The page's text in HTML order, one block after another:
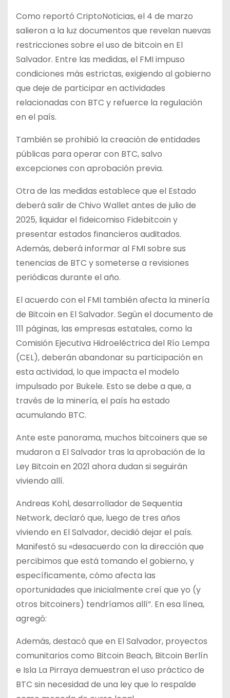
Como reportó CriptoNoticias, el 4 de marzo
salieron a la luz documentos que revelan nuevas
restricciones sobre el uso de bitcoin en El
Salvador. Entre las medidas, el FMI impuso
condiciones más estrictas, exigiendo al gobierno
que deje de participar en actividades
relacionadas con BTC y refuerce la regulación
en el país.
También se prohibió la creación de entidades
públicas para operar con BTC, salvo
excepciones con aprobación previa.
Otra de las medidas establece que el Estado
deberá salir de Chivo Wallet antes de julio de
2025, liquidar el fideicomiso Fidebitcoin y
presentar estados financieros auditados.
Además, deberá informar al FMI sobre sus
tenencias de BTC y someterse a revisiones
periódicas durante el año.
El acuerdo con el FMI también afecta la minería
de Bitcoin en El Salvador. Según el documento de
111 páginas, las empresas estatales, como la
Comisión Ejecutiva Hidroeléctrica del Río Lempa
(CEL), deberán abandonar su participación en
esta actividad, lo que impacta el modelo
impulsado por Bukele. Esto se debe a que, a
través de la minería, el país ha estado
acumulando BTC.
Ante este panorama, muchos bitcoiners que se
mudaron a El Salvador tras la aprobación de la
Ley Bitcoin en 2021 ahora dudan si seguirán
viviendo allí.
Andreas Kohl, desarrollador de Sequentia
Network, declaró que, luego de tres años
viviendo en El Salvador, decidió dejar el país.
Manifestó su «desacuerdo con la dirección que
percibimos que está tomando el gobierno, y
específicamente, cómo afecta las
oportunidades que inicialmente creí que yo (y
otros bitcoiners) tendríamos allí”. En esa línea,
agregó:
Además, destacó que en El Salvador, proyectos
comunitarios como Bitcoin Beach, Bitcoin Berlín
e Isla La Pirraya demuestran el uso práctico de
BTC sin necesidad de una ley que lo respalde